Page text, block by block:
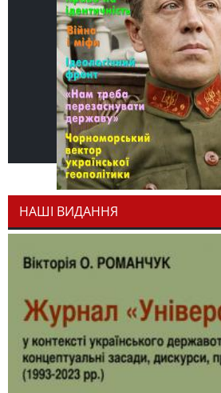
НАШІ ВИДАННЯ